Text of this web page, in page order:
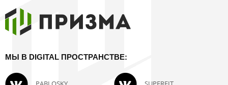
МЫ В DIGITAL ПРОСТРАНСТВЕ: